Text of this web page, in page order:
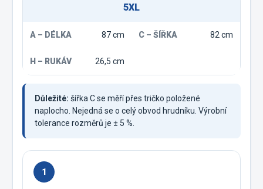
5XL
87 cm 82 cm
26,5 cm
Důležité: šířka C se měří přes tričko položené
naplocho. Nejedná se o celý obvod hrudníku. Výrobní
tolerance rozměrů je ± 5 %.
1